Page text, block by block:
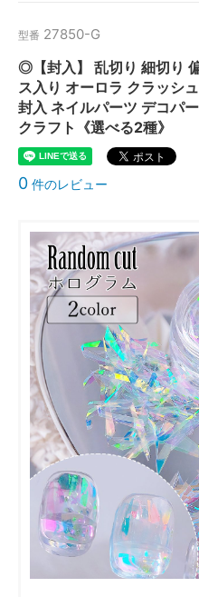
型番 27850-G
◎【封入】 乱切り 細切り
ス入り オーロラ クラッシ
封入 ネイルパーツ デコパ
クラフト《選べる2種》
0 件のレビュー